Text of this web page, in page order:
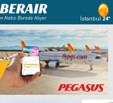
İstanbul24°